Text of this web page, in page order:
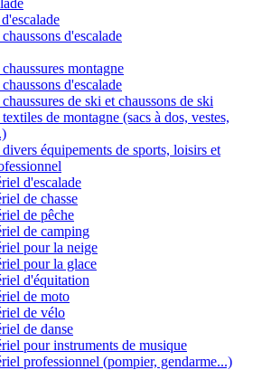
d'escalade
montagne
d'escalade
de ski et chaussons de ski
de montagne (sacs à dos, vestes,
équipements de sports, loisirs et
d'escalade
de chasse
de pêche
de camping
pour la neige
pour la glace
d'équitation
de moto
de vélo
de danse
pour instruments de musique
professionnel (pompier, gendarme...)